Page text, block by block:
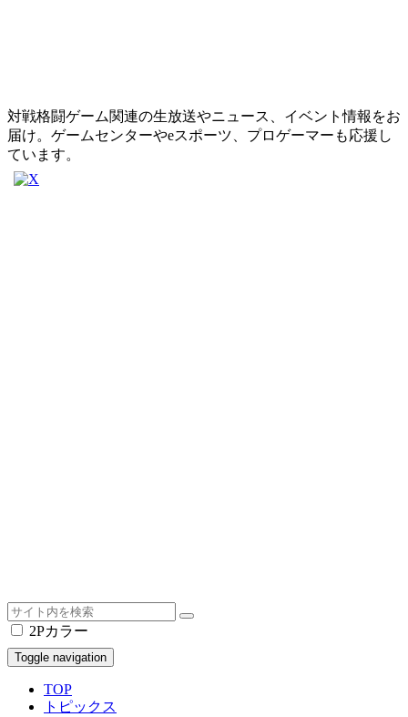
対戦格闘ゲーム関連の生放送やニュース、イベント情報をお
届け。ゲームセンターやeスポーツ、プロゲーマーも応援し
ています。
2Pカラー
Toggle navigation
TOP
トピックス